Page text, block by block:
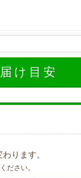
け目安
ります。
ださい。